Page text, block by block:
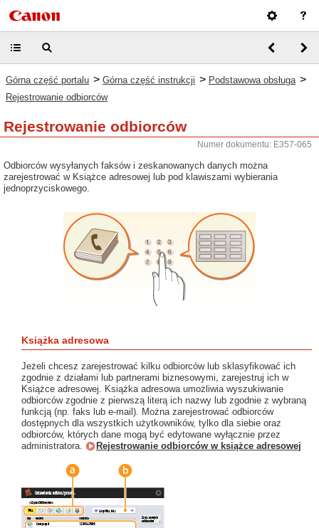
Górna część portalu > Górna część instrukcji > Podstawowa obsługa >
Rejestrowanie odbiorców
Rejestrowanie odbiorców
Numer dokumentu: E357-065
Odbiorców wysyłanych faksów i zeskanowanych danych można
zarejestrować w Książce adresowej lub pod klawiszami wybierania
jednoprzyciskowego.
Książka adresowa
Jeżeli chcesz zarejestrować kilku odbiorców lub sklasyfikować ich
zgodnie z działami lub partnerami biznesowymi, zarejestruj ich w
Książce adresowej. Książka adresowa umożliwia wyszukiwanie
odbiorców zgodnie z pierwszą literą ich nazwy lub zgodnie z wybraną
funkcją (np. faks lub e-mail). Można zarejestrować odbiorców
dostępnych dla wszystkich użytkowników, tylko dla siebie oraz
odbiorców, których dane mogą być edytowane wyłącznie przez
administratora.
Rejestrowanie odbiorców w książce adresowej